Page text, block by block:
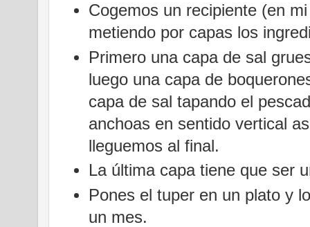
Cogemos un recipiente (en
metiendo por capas los
Primero una capa de sal
luego una capa de
capa de sal tapando el
anchoas en sentido vertical
lleguemos al final.
La última capa tiene que ser
Pones el tuper en un plato y
un mes.